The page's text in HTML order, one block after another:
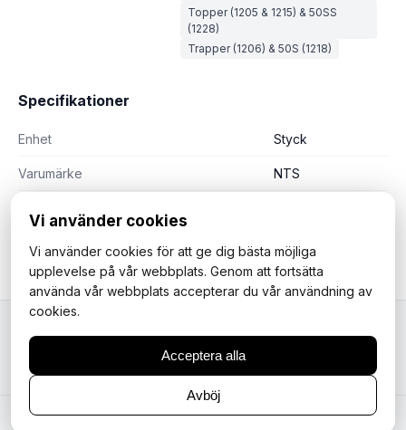
Topper (1205 & 1215) & 50SS
(1228)
Trapper (1206) & 50S (1218)
Specifikationer
Enhet Styck
Varumärke NTS
Mopedfantasterna
© 2026 Your Store. All rights reserved.
Vi använder cookies
Vi använder cookies för att ge dig bästa möjliga
upplevelse på vår webbplats. Genom att fortsätta
använda vår webbplats accepterar du vår användning av
cookies.
Acceptera alla
Avböj